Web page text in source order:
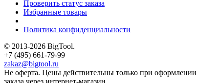
Проверить статус заказа
Избранные товары
Политика конфиденциальности
© 2013-2026 BigTool.
+7 (495) 661-79-99
zakaz@bigtool.ru
Не оферта. Цены действительны только при оформлении
заказа через интернет-магазин